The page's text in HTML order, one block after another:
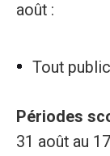
août :
Tout
Périodes
31 août au